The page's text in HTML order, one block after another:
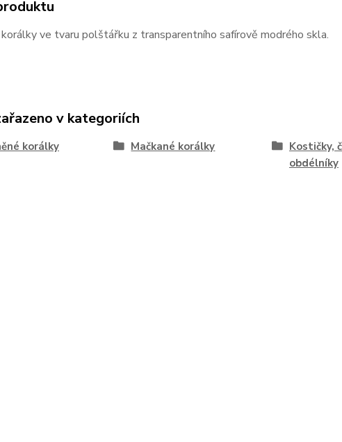
korálky ve tvaru polštářku z transparentního safírově modrého skla.
v kategoriích
korálky Mačkané korálky
Kostičky,
obdélníky